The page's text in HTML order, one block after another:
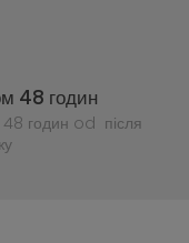
48 годин
годин od після